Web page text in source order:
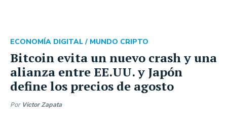
Bitcoin evita un nuevo crash y una
alianza entre EE.UU. y Japón
define los precios de agosto
ECONOMÍA DIGITAL / MUNDO CRIPTO
Por Víctor Zapata